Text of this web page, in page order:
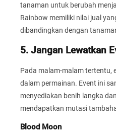
tanaman untuk berubah
Rainbow memiliki nilai jual
dibandingkan dengan
5. Jangan Lewatkan
Pada malam-malam tertentu,
dalam permainan. Event ini
menyediakan benih langka
mendapatkan mutasi
Blood Moon